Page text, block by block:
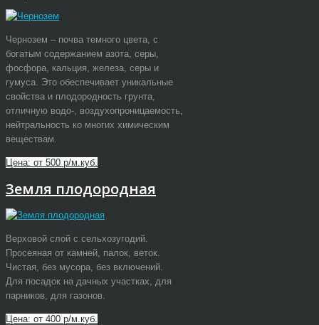
Чернозем – почва темного цвета, с
богатым содержанием азота, серы,
фосфора, кальция, железа, серы и
гумуса. Это обеспечивает уникальные
свойства и плодородность грунта,
отличную водо-, воздухопроницаемость,
нейтральность ко многих химическим
веществам.
Цена: от 500 р/м.куб.
Земля плодородная
Верховой слой с сельхозугодий.
Просеяная от камней, палок, веток.
Чистая, без мусора, без включений.
Для посадок на дачных участках, для
парников, для газонов.
Цена: от 400 р/м.куб.